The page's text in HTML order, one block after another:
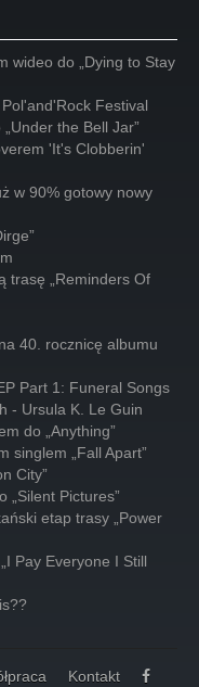
wideo do „Dying to Stay
Festival
the Bell Jar”
'It's Clobberin'
w 90% gotowy nowy
trasę „Reminders Of
40. rocznicę albumu
Part 1: Funeral Songs
- Ursula K. Le Guin
do „Anything”
singlem „Fall Apart”
City”
„Silent Pictures”
etap trasy „Power
Pay Everyone I Still
Kontakt